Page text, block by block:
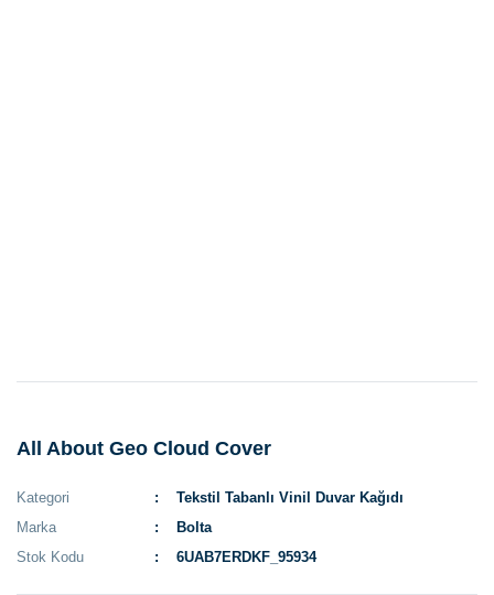
All About Geo Cloud Cover
Kategori
Tekstil Tabanlı Vinil Duvar Kağıdı
Marka
Bolta
Stok Kodu
6UAB7ERDKF_95934